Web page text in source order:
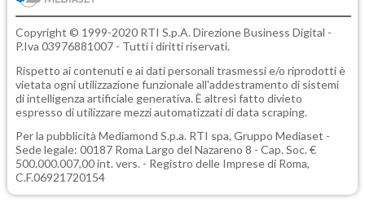
Copyright © 1999-2020 RTI S.p.A. Direzione Business Digital -
P.Iva 03976881007 - Tutti i diritti riservati.
Rispetto ai contenuti e ai dati personali trasmessi e/o riprodotti è
vietata ogni utilizzazione funzionale all'addestramento di sistemi
di intelligenza artificiale generativa. È altresì fatto divieto
espresso di utilizzare mezzi automatizzati di data scraping.
Per la pubblicità Mediamond S.p.a. RTI spa, Gruppo Mediaset -
Sede legale: 00187 Roma Largo del Nazareno 8 - Cap. Soc. €
500.000.007,00 int. vers. - Registro delle Imprese di Roma,
C.F.06921720154